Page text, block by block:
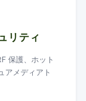
リティ
保護、ホット
アメディアト